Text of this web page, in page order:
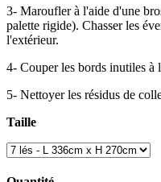
3- Maroufler à l'aide d'une
palette rigide). Chasser les
l'extérieur.
4- Couper les bords inutiles à
5- Nettoyer les résidus de
Taille